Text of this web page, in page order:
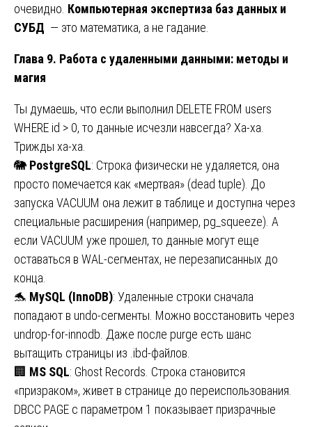
очевидно. Компьютерная экспертиза баз данных и
СУБД — это математика, а не гадание.
Глава 9. Работа с удаленными данными: методы и
магия
Ты думаешь, что если выполнил DELETE FROM users
WHERE id > 0, то данные исчезли навсегда? Ха-ха.
Трижды ха-ха.
🐘 PostgreSQL: Строка физически не удаляется, она
просто помечается как «мертвая» (dead tuple). До
запуска VACUUM она лежит в таблице и доступна через
специальные расширения (например, pg_squeeze). А
если VACUUM уже прошел, то данные могут еще
оставаться в WAL-сегментах, не перезаписанных до
конца.
🐬 MySQL (InnoDB): Удаленные строки сначала
попадают в undo-сегменты. Можно восстановить через
undrop-for-innodb. Даже после purge есть шанс
вытащить страницы из .ibd-файлов.
🏢 MS SQL: Ghost Records. Строка становится
«призраком», живет в странице до переиспользования.
DBCC PAGE с параметром 1 показывает призрачные